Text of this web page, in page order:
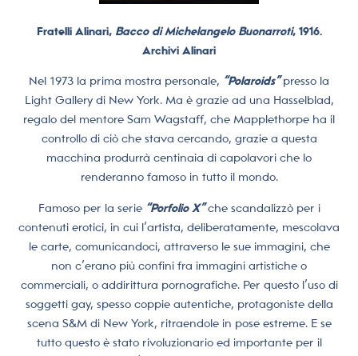
Fratelli Alinari, Bacco di Michelangelo Buonarroti, 1916.
Archivi Alinari
Nel 1973 la prima mostra personale, “Polaroids”presso la
Light Gallery di New York. Ma è grazie ad una Hasselblad,
regalo del mentore Sam Wagstaff, che Mapplethorpe ha il
controllo di ciò che stava cercando, grazie a questa
macchina produrrà centinaia di capolavori che lo
renderanno famoso in tutto il mondo.
Famoso per la serie “Porfolio X”che scandalizzò per i
contenuti erotici, in cui l’artista, deliberatamente, mescolava
le carte, comunicandoci, attraverso le sue immagini, che
non c’erano più confini fra immagini artistiche o
commerciali, o addirittura pornografiche. Per questo l’uso di
soggetti gay, spesso coppie autentiche, protagoniste della
scena S&M di New York, ritraendole in pose estreme. E se
tutto questo è stato rivoluzionario ed importante per il